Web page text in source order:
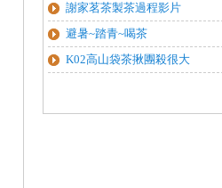
謝家茗茶製茶過程影片
避暑~踏青~喝茶
K02高山袋茶揪團殺很大